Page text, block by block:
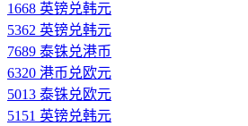
1668 英镑兑韩元
5362 英镑兑韩元
7689 泰铢兑港币
6320 港币兑欧元
5013 泰铢兑欧元
5151 英镑兑韩元